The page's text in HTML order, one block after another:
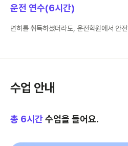
운전 연수(6시간)
면허를 취득하셨더라도, 운전학원에서 안
수업 안내
총 6시간수업을 들어요.